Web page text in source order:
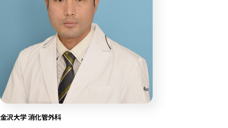
金沢大学 消化管外科